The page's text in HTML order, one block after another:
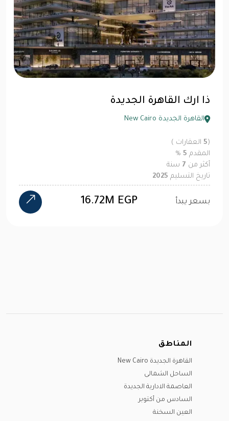
ذا ارك القاهرة الجديدة
القاهرة الجديدة New Cairo
(
5 العقارات )
المقدم 5
%
أكثر من 7 سنة
تاريخ التسليم 2025
بسعر يبدأ 16.72M EGP
المناطق
القاهرة الجديدة New Cairo
الساحل الشمالى
العاصمة الادارية الجديدة
السادس من أكتوبر
العين السخنة